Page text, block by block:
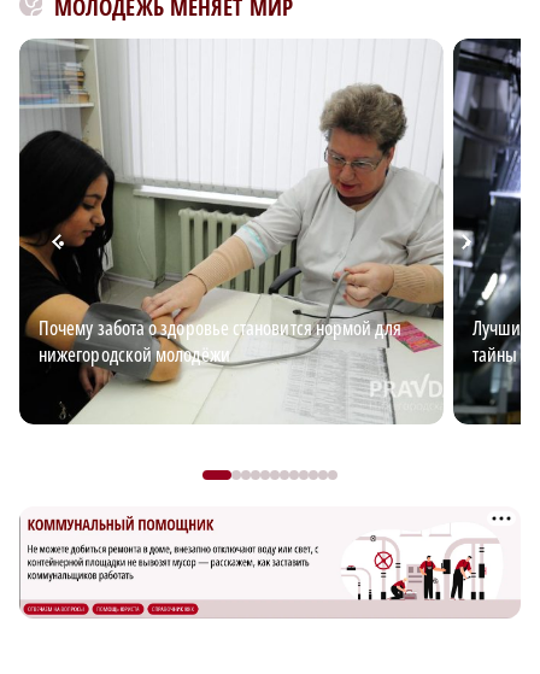
МОЛОДЕЖЬ МЕНЯЕТ МИР
Почему забота о здоровье становится нормой для
нижегородской молодёжи
Лучший
тайны